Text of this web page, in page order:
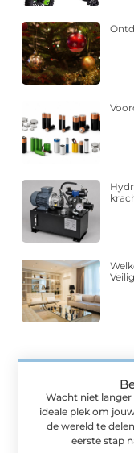
Wacht niet langer
ideale plek om
de wereld te
eerste stap